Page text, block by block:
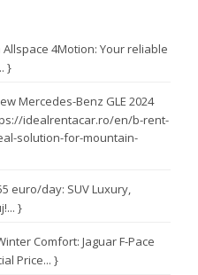
Allspace 4Motion: Your reliable
}
Mercedes-Benz GLE 2024
idealrentacar.ro/en/b-rent-
solution-for-mountain-
euro/day: SUV Luxury,
}
Comfort: Jaguar F-Pace
Price... }